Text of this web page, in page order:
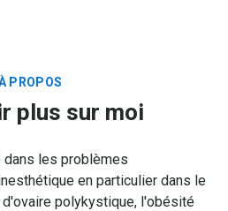
PROPOS
plus sur moi
les problèmes
en particulier dans le
d'ovaire polykystique, l'obésité